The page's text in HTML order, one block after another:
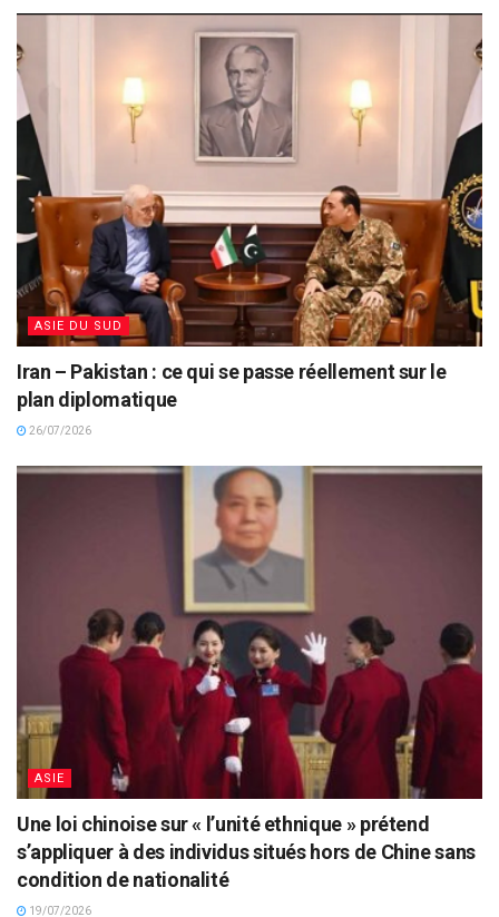
ASIE DU SUD
Iran – Pakistan : ce qui se passe réellement sur le
plan diplomatique
26/07/2026
ASIE
Une loi chinoise sur « l’unité ethnique » prétend
s’appliquer à des individus situés hors de Chine sans
condition de nationalité
19/07/2026